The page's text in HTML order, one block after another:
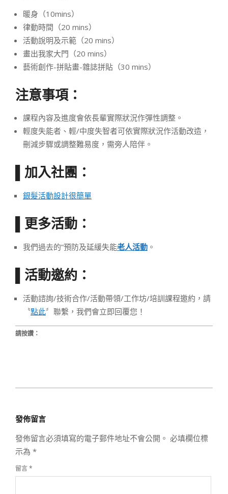
暖身（10mins）
律動時間（20 mins）
活動說明及示範（20 mins）
畫出我家大門（20 mins）
藝術創作-拼貼畫-雜誌拼貼（30 mins）
注意事項：
課程內容及進度會依長輩實際狀況作彈性調整。
輕度失能者、輕/中度失智者可依實際狀況作活動改造，
刪減步驟或調整難易度，需旁人陪伴。
加入社團：
銀髮活動設計很簡單
更多活動：
我們過去的”預防及延緩失能老人活動 。
活動邀約：
活動諮詢/技術合作/活動帶領/工作坊/培訓課程邀約，請
〝點此〞聯繫，我們會立即回覆您！
請按讚：
20
發佈留言
發佈留言必須填寫的電子郵件地址不會公開。 必填欄位標
示為 *
留言*